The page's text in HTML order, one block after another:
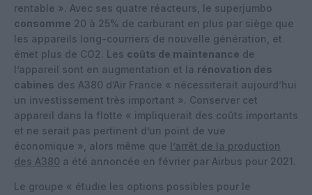
rentable ». Avec ses quatre réacteurs, le superjumbo
consomme 20 à 25% de carburant en plus par siège que
les appareils long-courriers de nouvelle génération, et
émet plus de CO2. Les coûts de maintenance de
l’appareil sont en augmentation et la rénovation des
cabines des A380 d’Air France « nécessiterait aujourd’hui
un investissement très important ». Conserver cet
appareil dans la flotte « impliquerait des coûts importants
et ne serait pas pertinent d’un point de vue
économique », alors même que l’arrêt de la production
des A380 a été annoncée en février par Airbus pour 2021.
Le groupe « étudie les options possibles pour le